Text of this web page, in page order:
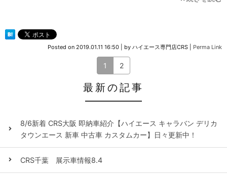
Posted on 2019.01.11 16:50 by ハイエース専門店CRS Perma Link
1 2
最新の記事
8/6新着 CRS大阪 即納車紹介【ハイエース キャラバン デリカ
タウンエース 新車 中古車 カスタムカー】日々更新中！
CRS千葉 展示車情報8.4